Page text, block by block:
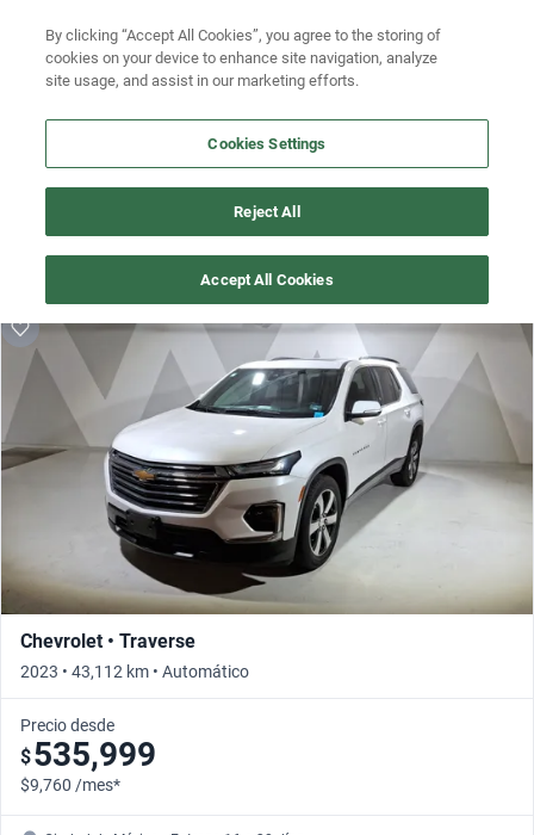
Ubicación
Busca por versión
Busca por año
Busca por modelo
Busca por versión
disponibles de Chevrolet!
Chevrolet • Traverse
2023 • 43,112 km • Automático
Precio desde
$535,999
$9,760 /mes*
By clicking “Accept All Cookies”, you agree to the storing of
cookies on your device to enhance site navigation, analyze
site usage, and assist in our marketing efforts.
Cookies Settings
Reject All
Accept All Cookies